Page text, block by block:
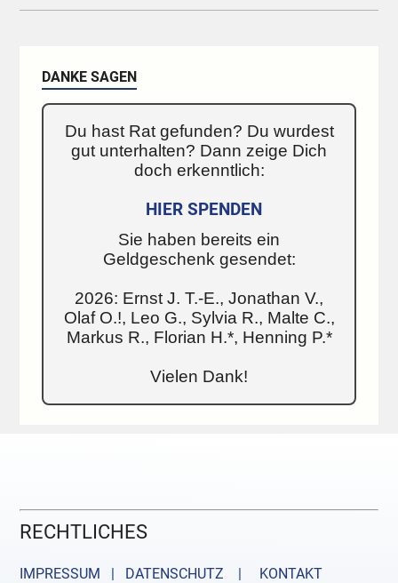
DANKE SAGEN
Du hast Rat gefunden? Du wurdest
gut unterhalten? Dann zeige Dich
doch erkenntlich:
HIER SPENDEN
Sie haben bereits ein
Geldgeschenk gesendet:
2026: Ernst J. T.-E., Jonathan V.,
Olaf O.!, Leo G., Sylvia R., Malte C.,
Markus R., Florian H.*, Henning P.*
Vielen Dank!
RECHTLICHES
IMPRESSUM | DATENSCHUTZ |
KONTAKT